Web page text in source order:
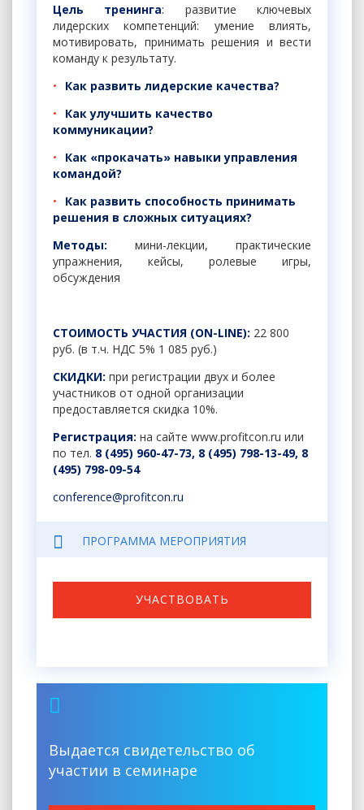
Цель тренинга: развитие ключевых
лидерских компетенций: умение влиять,
мотивировать, принимать решения и вести
команду к результату.
Как развить лидерские качества?
Как улучшить качество
коммуникации?
Как «прокачать» навыки управления
командой?
Как развить способность принимать
решения в сложных ситуациях?
Методы: мини-лекции, практические
упражнения, кейсы, ролевые игры,
обсуждения
СТОИМОСТЬ УЧАСТИЯ (ON-LINE): 22 800
руб. (в т.ч. НДС 5% 1 085 руб.)
СКИДКИ: при регистрации двух и более
участников от одной организации
предоставляется скидка 10%.
Регистрация: на сайте www.profitcon.ru или
по тел. 8 (495) 960-47-73, 8 (495) 798-13-49, 8
(495) 798-09-54
conference@profitcon.ru
ПРОГРАММА МЕРОПРИЯТИЯ
УЧАСТВОВАТЬ
Выдается свидетельство об
участии в семинаре